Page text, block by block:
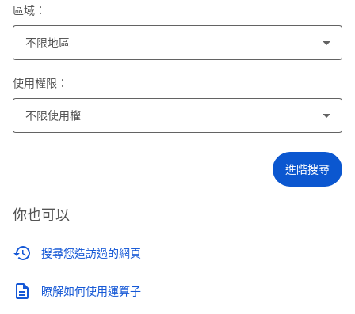
區域：
不限地區
使用權限：
不限使用權
進階搜尋
你也可以
搜尋您造訪過的網頁
瞭解如何使用運算子